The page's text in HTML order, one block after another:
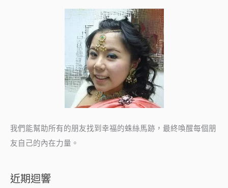
我們能幫助所有的朋友找到幸福的蛛絲馬跡，最終喚醒每個朋
友自己的內在力量。
近期迴響